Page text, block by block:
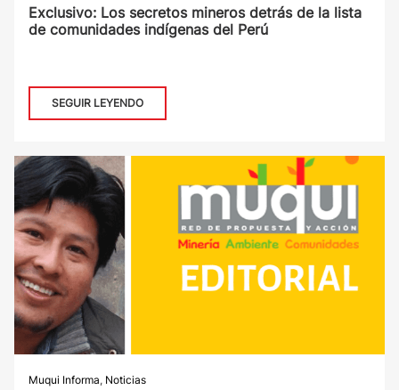
Exclusivo: Los secretos mineros detrás de la lista
de comunidades indígenas del Perú
SEGUIR LEYENDO
Muqui Informa, Noticias